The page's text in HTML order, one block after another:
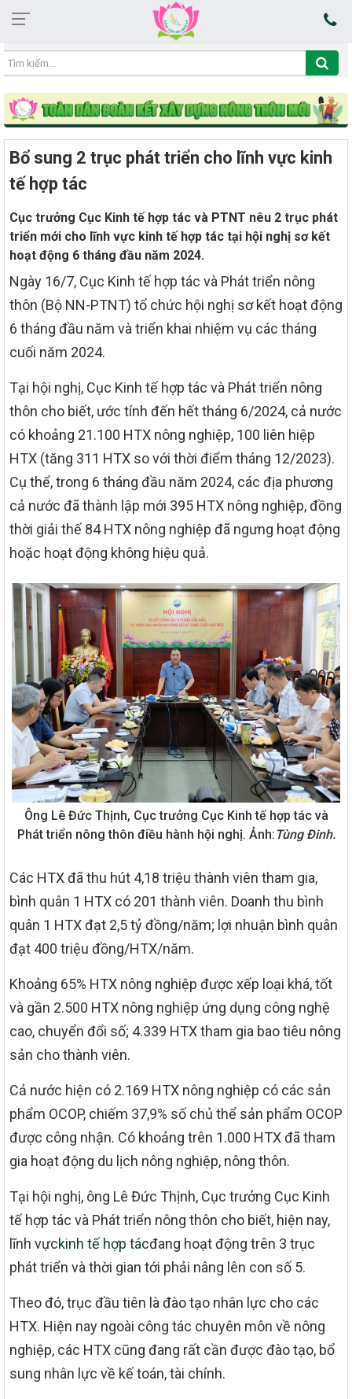
17:16:27 06/08/2026
Bổ sung 2 trục phát triển cho lĩnh vực kinh
tế hợp tác
Cục trưởng Cục Kinh tế hợp tác và PTNT nêu 2 trục phát
triển mới cho lĩnh vực kinh tế hợp tác tại hội nghị sơ kết
hoạt động 6 tháng đầu năm 2024.
Ngày 16/7, Cục Kinh tế hợp tác và Phát triển nông
thôn (Bộ NN-PTNT) tổ chức hội nghị sơ kết hoạt động
6 tháng đầu năm và triển khai nhiệm vụ các tháng
cuối năm 2024.
Tại hội nghị, Cục Kinh tế hợp tác và Phát triển nông
thôn cho biết, ước tính đến hết tháng 6/2024, cả nước
có khoảng 21.100 HTX nông nghiệp, 100 liên hiệp
HTX (tăng 311 HTX so với thời điểm tháng 12/2023).
Cụ thể, trong 6 tháng đầu năm 2024, các địa phương
cả nước đã thành lập mới 395 HTX nông nghiệp, đồng
thời giải thế 84 HTX nông nghiệp đã ngưng hoạt động
hoặc hoạt động không hiệu quả.
Ông Lê Đức Thịnh, Cục trưởng Cục Kinh tế hợp tác và
Phát triển nông thôn điều hành hội nghị. Ảnh: Tùng Đinh.
Các HTX đã thu hút 4,18 triệu thành viên tham gia,
bình quân 1 HTX có 201 thành viên. Doanh thu bình
quân 1 HTX đạt 2,5 tỷ đồng/năm; lợi nhuận bình quân
đạt 400 triệu đồng/HTX/năm.
Khoảng 65% HTX nông nghiệp được xếp loại khá, tốt
và gần 2.500 HTX nông nghiệp ứng dụng công nghệ
cao, chuyển đổi số; 4.339 HTX tham gia bao tiêu nông
sản cho thành viên.
Cả nước hiện có 2.169 HTX nông nghiệp có các sản
phẩm OCOP, chiếm 37,9% số chủ thể sản phẩm OCOP
được công nhận. Có khoảng trên 1.000 HTX đã tham
gia hoạt động du lịch nông nghiệp, nông thôn.
Tại hội nghị, ông Lê Đức Thịnh, Cục trưởng Cục Kinh
tế hợp tác và Phát triển nông thôn cho biết, hiện nay,
lĩnh vựckinh tế hợp tácđang hoạt động trên 3 trục
phát triển và thời gian tới phải nâng lên con số 5.
Theo đó, trục đầu tiên là đào tạo nhân lực cho các
HTX. Hiện nay ngoài công tác chuyên môn về nông
nghiệp, các HTX cũng đang rất cần được đào tạo, bổ
sung nhân lực về kế toán, tài chính.